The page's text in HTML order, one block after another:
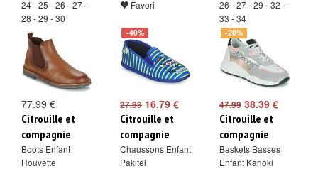
24 - 25 - 26 - 27 -
28 - 29 - 30
Favori
Favori
26 - 27 - 29 - 32 -
33 - 34
Favori
77.99 €
Citrouille et
compagnie
Boots Enfant
Houvette
-40%
27.9916.79 €
Citrouille et
compagnie
Chaussons Enfant
Pakitel
-20%
47.9938.39 €
Citrouille et
compagnie
Baskets Basses
Enfant Kanoki